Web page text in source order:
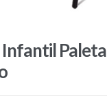
Paleta